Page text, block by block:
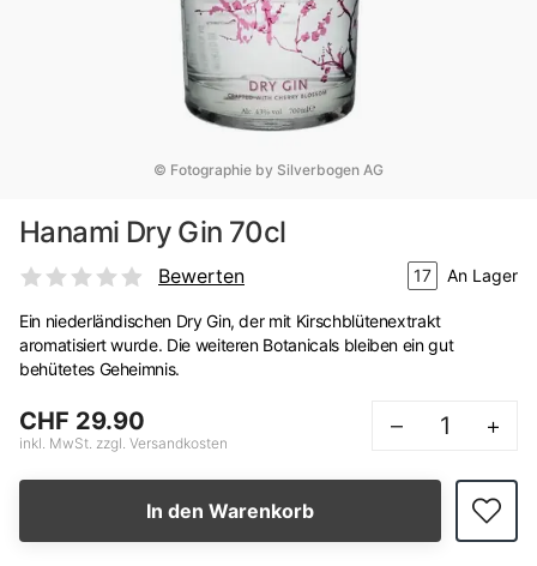
© Fotographie by Silverbogen AG
Hanami Dry Gin 70cl
Bewerten 17 An Lager
Ein niederländischen Dry Gin, der mit Kirschblütenextrakt
aromatisiert wurde. Die weiteren Botanicals bleiben ein gut
behütetes Geheimnis.
CHF 29.90
inkl. MwSt. zzgl. Versandkosten
– +
In den Warenkorb